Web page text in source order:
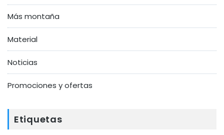
Más montaña
Material
Noticias
Promociones y ofertas
Etiquetas